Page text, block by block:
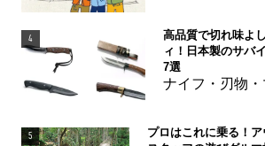
4
高品質で切れ味よ
ィ！日本製のサバ
7選
ナイフ・刃物
5
プロはこれに乗る！